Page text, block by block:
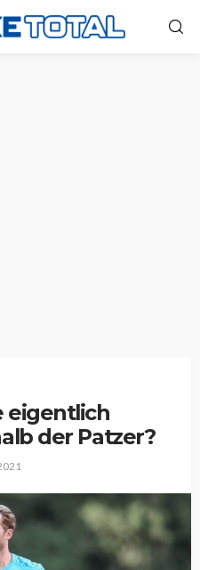
eigentlich
der Patzer?